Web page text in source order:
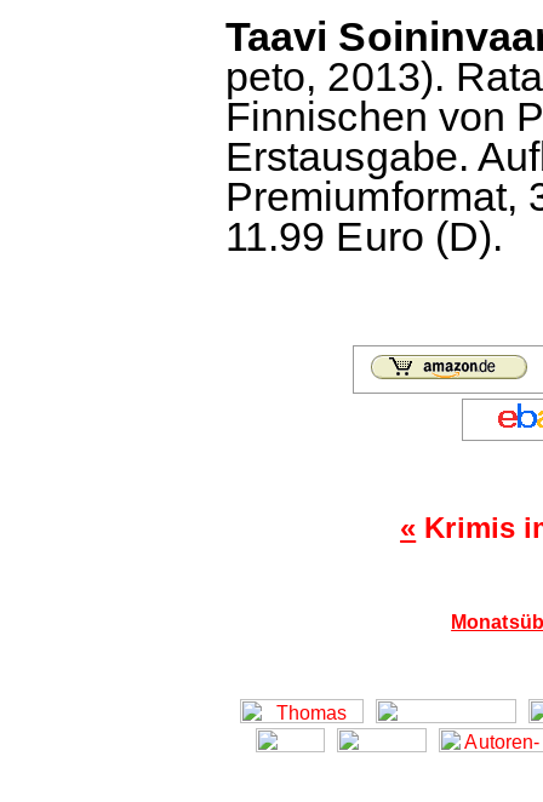
Taavi
peto, 2013).
Finnischen von
Erstausgabe.
Premiumformat,
11.99 Euro (D).
« Krimis